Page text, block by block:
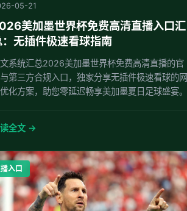
05-21
美加墨世界杯免费高清直播入口汇
：无插件极速看球指南
系统汇总2026美加墨世界杯免费高清直播的官
第三方合规入口，独家分享无插件极速看球的网
化方案，助您零延迟畅享美加墨夏日足球盛宴。
全文 →
入口